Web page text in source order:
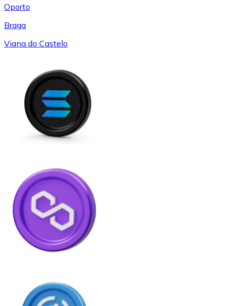
Oporto
Braga
Viana do Castelo